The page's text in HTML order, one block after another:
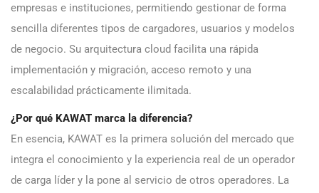
empresas e instituciones, permitiendo gestionar de forma
sencilla diferentes tipos de cargadores, usuarios y modelos
de negocio. Su arquitectura cloud facilita una rápida
implementación y migración, acceso remoto y una
escalabilidad prácticamente ilimitada.
¿Por qué KAWAT marca la diferencia?
En esencia, KAWAT es la primera solución del mercado que
integra el conocimiento y la experiencia real de un operador
de carga líder y la pone al servicio de otros operadores. La